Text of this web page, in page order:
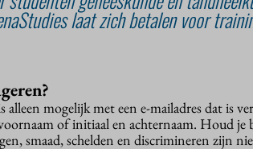
laat zich betalen voor
alleen mogelijk met een e-mailadres dat is
of initiaal en achternaam. Houd
smaad, schelden en discrimineren zijn